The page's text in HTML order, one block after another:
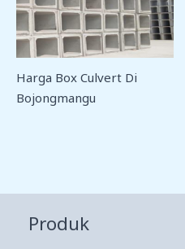
Harga Box Culvert Di
Bojongmangu
Produk